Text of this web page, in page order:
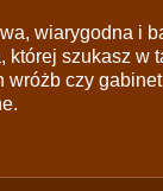
wiarygodna i
której szukasz w
wróżb czy